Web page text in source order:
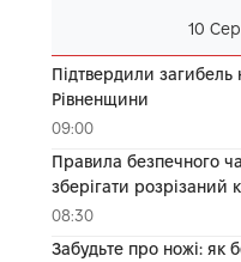
10
Підтвердили загибель
Рівненщини
09:00
Правила безпечного
зберігати розрізаний
08:30
Забудьте про ножі: як